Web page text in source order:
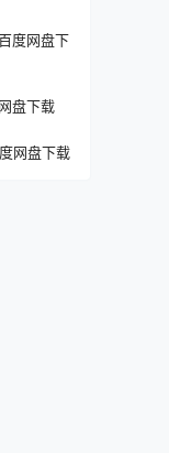
度网盘下
盘下载
网盘下载